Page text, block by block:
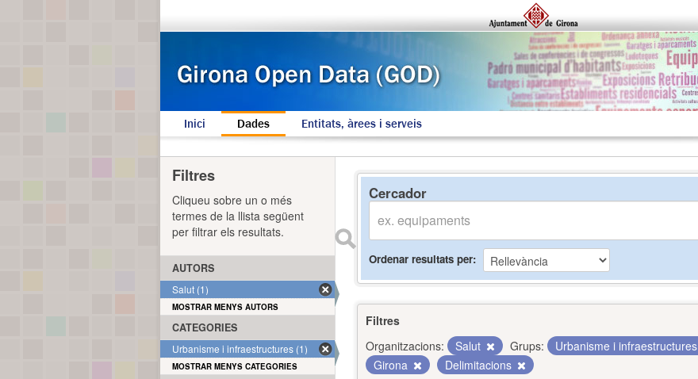
Inici Dades Entitats, àrees i serveis
Cercador
Ordenar resultats per
Filtres
Organitzacions:
Salut Grups: Urbanisme i infraestructures
Girona
Delimitacions
Filtres
Cliqueu sobre un o més
termes de la llista següent
per filtrar els resultats.
AUTORS
Salut (1)
MOSTRAR MENYS AUTORS
CATEGORIES
Urbanisme i infraestructures (1)
MOSTRAR MENYS CATEGORIES